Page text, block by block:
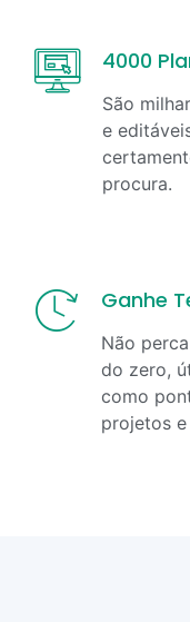
4000
São
e
procura.
Ganhe
Não
do zero,
como
projetos